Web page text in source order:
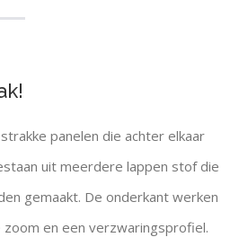
panelen die achter elkaar
uit meerdere lappen stof die
gemaakt. De onderkant werken
en een verzwaringsprofiel.